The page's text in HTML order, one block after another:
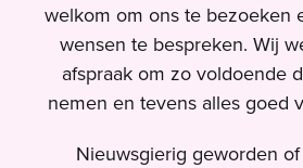
welkom om ons te bezoeken
wensen te bespreken. Wij
afspraak om zo voldoende
nemen en tevens alles goed
Nieuwsgierig geworden